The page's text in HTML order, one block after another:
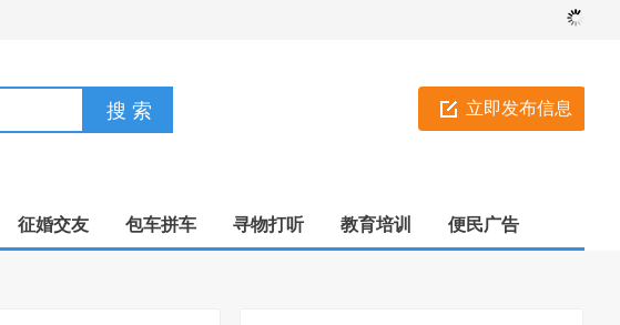
立即发布信息
征婚交友 包车拼车 寻物打听 教育培训 便民广告